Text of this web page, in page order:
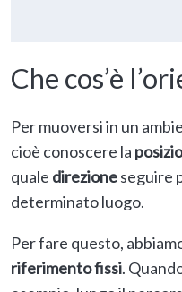
Che cos’è
Per muoversi in un
cioè conoscere la
quale direzioneseguire
determinato luogo.
Per fare questo,
riferimentofissi.